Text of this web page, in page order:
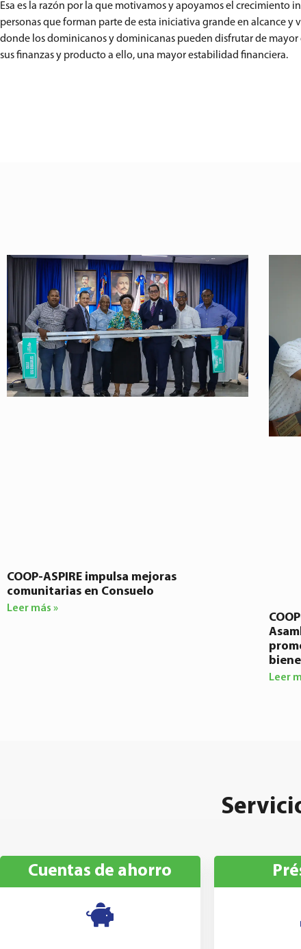
Esa es la razón por la que motivamos y apoyamos el crecimiento
personas que forman parte de esta iniciativa grande en alcance y
donde los dominicanos y dominicanas pueden disfrutar de
sus finanzas y producto a ello, una mayor estabilidad financiera.
COOP-ASPIRE impulsa mejoras
comunitarias en Consuelo
Leer más »
Leer
Cuentas de ahorro